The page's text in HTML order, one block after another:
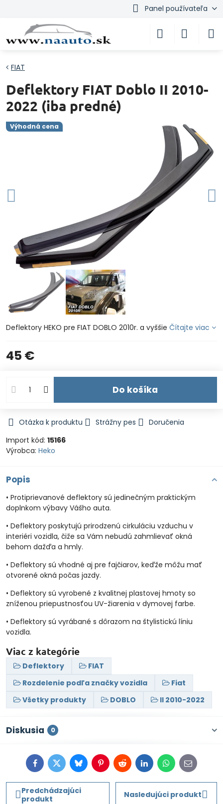
Panel používateľa
Výhodná cena
FIAT
Deflektory FIAT Doblo II 2010-
2022 (iba predné)
Deflektory HEKO pre FIAT DOBLO 2010r. a vyššie Čítajte viac
45 €
Do košíka
Otázka k produktu Strážny pes
Doručenia
Import kód: 15166
Výrobca: Heko
Popis
• Protiprievanové deflektory sú jedinečným praktickým
doplnkom výbavy Vášho auta.
• Deflektory poskytujú prirodzenú cirkuláciu vzduchu v
interiéri vozidla, čiže sa Vám nebudú zahmlievať okná
behom dažďa a hmly.
• Deflektory sú vhodné aj pre fajčiarov, keďže môžu mať
otvorené okná počas jazdy.
• Deflektory sú vyrobené z kvalitnej plastovej hmoty so
zníženou priepustnosťou UV-žiarenia v dymovej farbe.
• Deflektory sú vyrábané s dôrazom na štylistickú líniu
vozidla.
Viac z kategórie
Deflektory
FIAT
Rozdelenie podľa značky vozidla
Fiat
Všetky produkty
DOBLO II 2010-2022
Diskusia 0
FacebookTwitterBlueskyPinterestRedditLinkedInWhatsApp
E-
mail
Predchádzajúci
produkt
Nasledujúci produkt